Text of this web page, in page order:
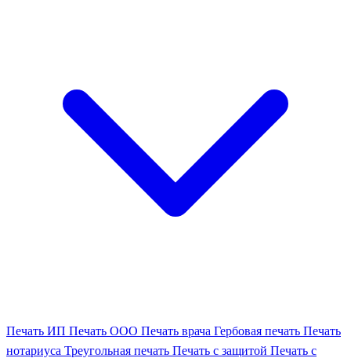
Печать ИП Печать ООО Печать врача Гербовая печать Печать
нотариуса Треугольная печать Печать с защитой Печать с